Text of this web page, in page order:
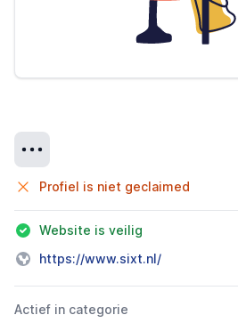
Profiel is niet geclaimed
Website is veilig
https://www.sixt.nl/
Actief in categorie